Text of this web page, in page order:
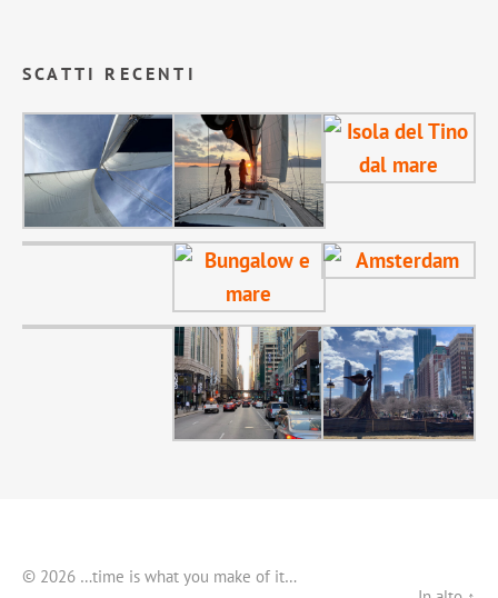
SCATTI RECENTI
© 2026 …time is what you make of it…